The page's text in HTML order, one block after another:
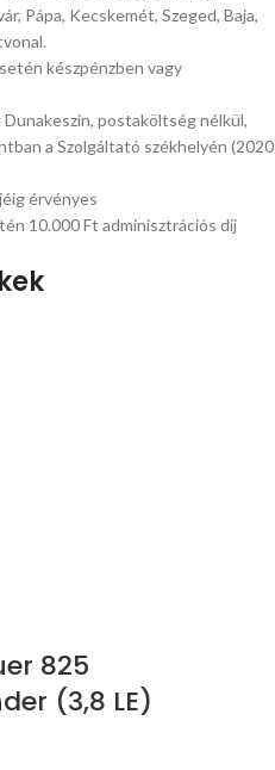
Pápa, Kecskemét, Szeged, Baja,
készpénzben vagy
postaköltség nélkül,
a Szolgáltató székhelyén (2020
érvényes
10.000 Ft adminisztrációs díj
825
(3,8 LE)